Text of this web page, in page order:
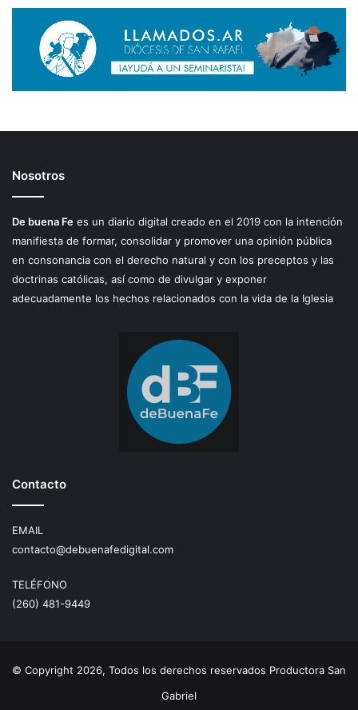
Nosotros
De buena Fe es un diario digital creado en el 2019 con la intención
manifiesta de formar, consolidar y promover una opinión pública
en consonancia con el derecho natural y con los preceptos y las
doctrinas católicas, así como de divulgar y exponer
adecuadamente los hechos relacionados con la vida de la Iglesia
Contacto
EMAIL
contacto@debuenafedigital.com
TELÉFONO
(260) 481-9449
© Copyright 2026, Todos los derechos reservados Productora San
Gabriel